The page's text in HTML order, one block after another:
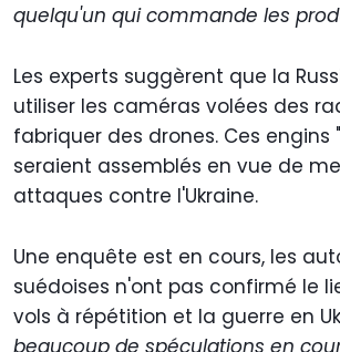
quelqu'un qui commande les
Les experts suggèrent que la
utiliser les caméras volées des
fabriquer des drones. Ces engins
seraient assemblés en vue de
attaques contre l'Ukraine.
Une enquête est en cours, les
suédoises n'ont pas confirmé le
vols à répétition et la guerre en
beaucoup de spéculations en